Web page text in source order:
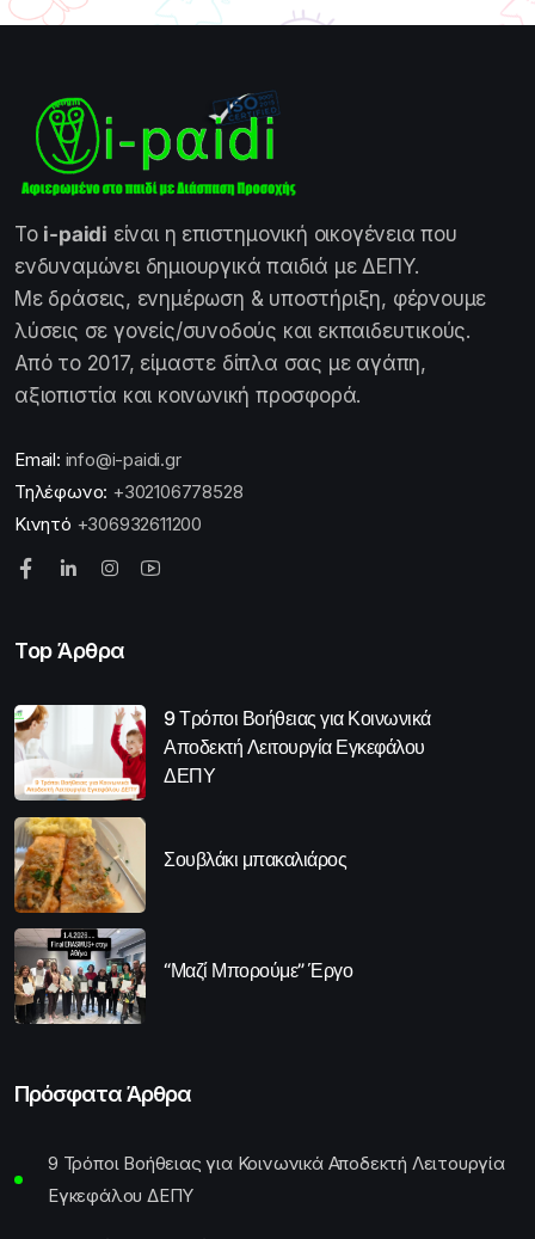
Το i-paidi είναι η επιστημονική οικογένεια που
ενδυναμώνει δημιουργικά παιδιά με ΔΕΠΥ.
Με δράσεις, ενημέρωση & υποστήριξη, φέρνουμε
λύσεις σε γονείς/συνοδούς και εκπαιδευτικούς.
Από το 2017, είμαστε δίπλα σας με αγάπη,
αξιοπιστία και κοινωνική προσφορά.
Email: info@i-paidi.gr
Τηλέφωνο: +302106778528
Κινητό +306932611200
Top Άρθρα
9 Τρόποι Βοήθειας για Κοινωνικά
Αποδεκτή Λειτουργία Εγκεφάλου
ΔΕΠΥ
Σουβλάκι μπακαλιάρος
“Μαζί Μπορούμε” Έργο
Πρόσφατα Άρθρα
9 Τρόποι Βοήθειας για Κοινωνικά Αποδεκτή Λειτουργία
Εγκεφάλου ΔΕΠΥ